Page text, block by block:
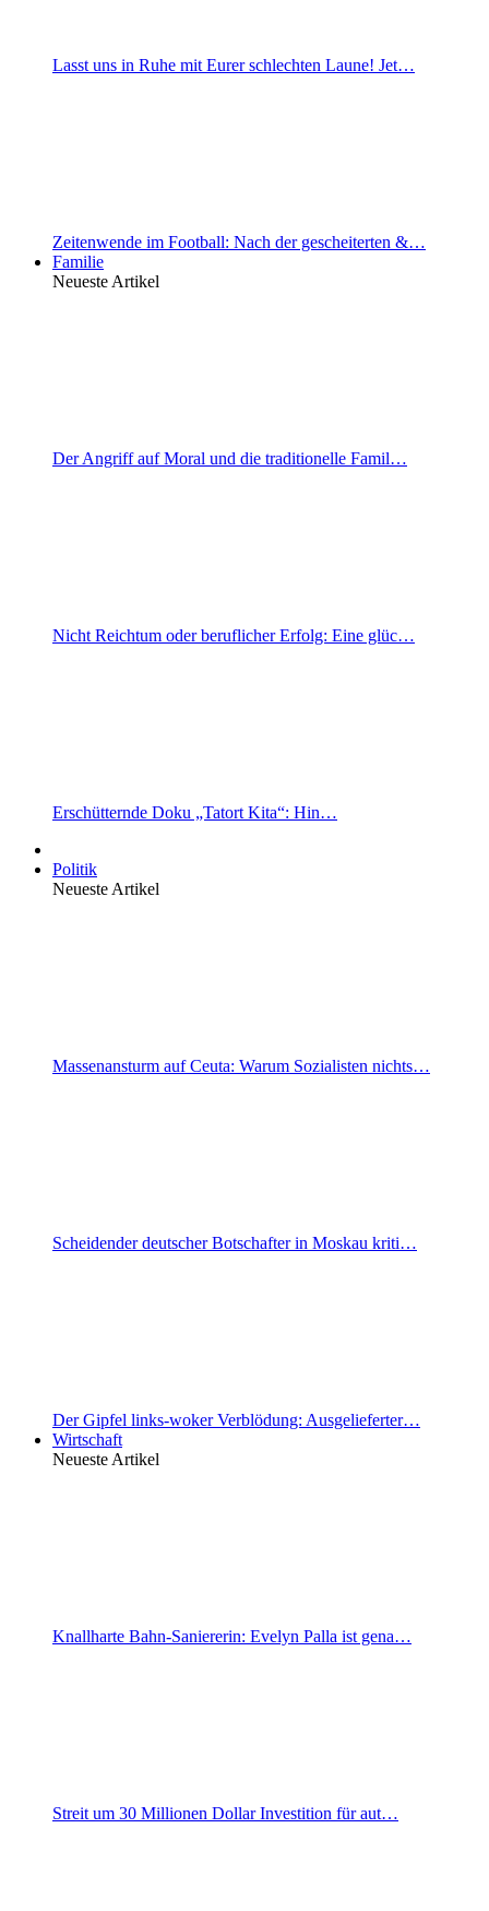
Lasst uns in Ruhe mit Eurer schlechten Laune! Jet…
Zeitenwende im Football: Nach der gescheiterten &…
Familie
Neueste Artikel
Der Angriff auf Moral und die traditionelle Famil…
Nicht Reichtum oder beruflicher Erfolg: Eine glüc…
Erschütternde Doku „Tatort Kita“: Hin…
Politik
Neueste Artikel
Massenansturm auf Ceuta: Warum Sozialisten nichts…
Scheidender deutscher Botschafter in Moskau kriti…
Der Gipfel links-woker Verblödung: Ausgelieferter…
Wirtschaft
Neueste Artikel
Knallharte Bahn-Saniererin: Evelyn Palla ist gena…
Streit um 30 Millionen Dollar Investition für aut…